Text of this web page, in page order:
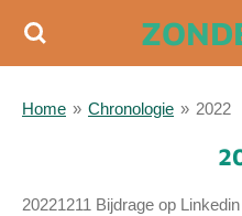
Ga
deHome » Chronologie » 2022
20221211 Bijdrage op Linkedin